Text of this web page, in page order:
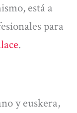
está a
para
.
y euskera,